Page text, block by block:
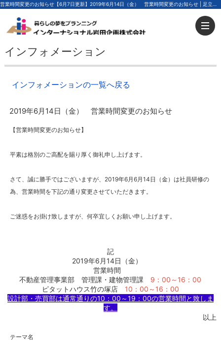
営業時間変更のお知らせ【6月7日更新】2019年6月14日（金） 営業時間変更のお知らせ | 足立区の不動産ならインターナショナル岩田企画
インフォメーション
インフォメーションの一覧へ戻る
2019年6月14日（金） 営業時間変更のお知らせ
【営業時間変更のお知らせ】
平素は格別のご高配を賜り厚く御礼申し上げます。
さて、誠に勝手ではございますが、2019年6月6月14日（金）は社員研修の
為、営業時間を下記の通り変更させていただきます。
ご迷惑をお掛け致しますが、何卒宜しくお願い申し上げます。
記
2019年6月14日（金）
営業時間
不動産管理事業部 管理課・建物管理課 9：00～16：00
ピタットハウス竹の塚店10：00～16：00
設計部・売買部は通常通りの10：00～19：00の営業時間と致しま
す。
以上
テーマ名